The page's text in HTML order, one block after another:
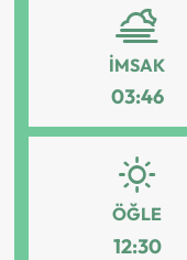
İMSAK
03:46
ÖĞLE
12:30